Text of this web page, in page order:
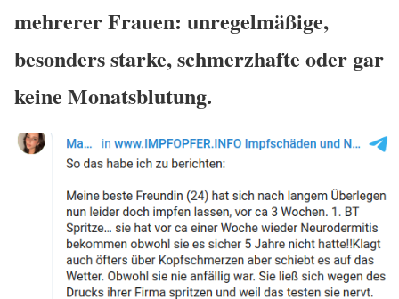
mehrerer Frauen: unregelmäßige,
besonders starke, schmerzhafte oder gar
keine Monatsblutung.